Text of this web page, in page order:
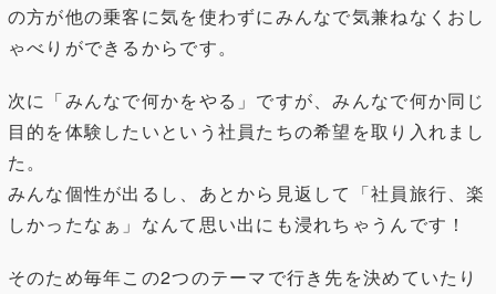
の方が他の乗客に気を使わずにみんなで気兼ねなくおし
ゃべりができるからです。
次に「みんなで何かをやる」ですが、みんなで何か同じ
目的を体験したいという社員たちの希望を取り入れまし
た。
みんな個性が出るし、あとから見返して「社員旅行、楽
しかったなぁ」なんて思い出にも浸れちゃうんです！
そのため毎年この2つのテーマで行き先を決めていたり